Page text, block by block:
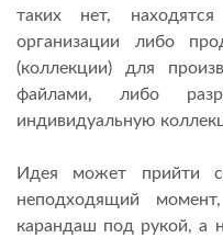
таких нет,
организации либо
(коллекции) для
файлами, либо
индивидуальную
Идея может прийти
неподходящий
карандаш под рукой, а